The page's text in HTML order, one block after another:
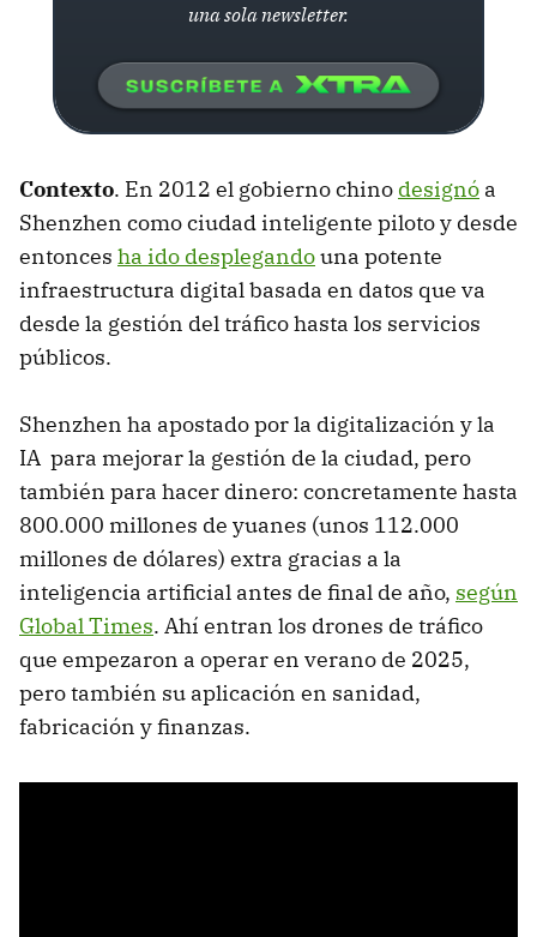
una sola newsletter.
Contexto. En 2012 el gobierno chino designó a
Shenzhen como ciudad inteligente piloto y desde
entonces ha ido desplegandouna potente
infraestructura digital basada en datos que va
desde la gestión del tráfico hasta los servicios
públicos.
Shenzhen ha apostado por la digitalización y la
IA para mejorar la gestión de la ciudad, pero
también para hacer dinero: concretamente hasta
800.000 millones de yuanes (unos 112.000
millones de dólares) extra gracias a la
inteligencia artificial antes de final de año, según
Global Times. Ahí entran los drones de tráfico
que empezaron a operar en verano de 2025,
pero también su aplicación en sanidad,
fabricación y finanzas.